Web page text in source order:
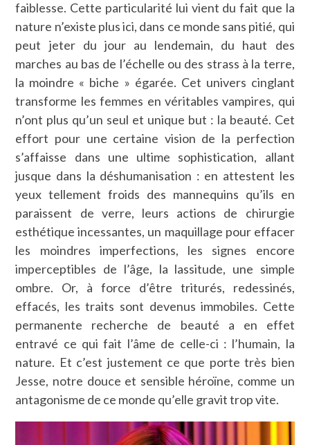
faiblesse. Cette particularité lui vient du fait que la
nature n’existe plus ici, dans ce monde sans pitié, qui
peut jeter du jour au lendemain, du haut des
marches au bas de l’échelle ou des strass à la terre,
la moindre « biche » égarée. Cet univers cinglant
transforme les femmes en véritables vampires, qui
n’ont plus qu’un seul et unique but : la beauté. Cet
effort pour une certaine vision de la perfection
s’affaisse dans une ultime sophistication, allant
jusque dans la déshumanisation : en attestent les
yeux tellement froids des mannequins qu’ils en
paraissent de verre, leurs actions de chirurgie
esthétique incessantes, un maquillage pour effacer
les moindres imperfections, les signes encore
imperceptibles de l’âge, la lassitude, une simple
ombre. Or, à force d’être triturés, redessinés,
effacés, les traits sont devenus immobiles. Cette
permanente recherche de beauté a en effet
entravé ce qui fait l’âme de celle-ci : l’humain, la
nature. Et c’est justement ce que porte très bien
Jesse, notre douce et sensible héroïne, comme un
antagonisme de ce monde qu’elle gravit trop vite.